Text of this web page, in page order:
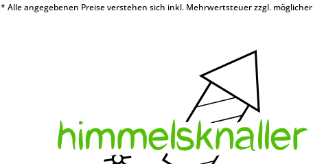
* Alle angegebenen Preise verstehen sich inkl. Mehrwertsteuer zzgl. möglicher